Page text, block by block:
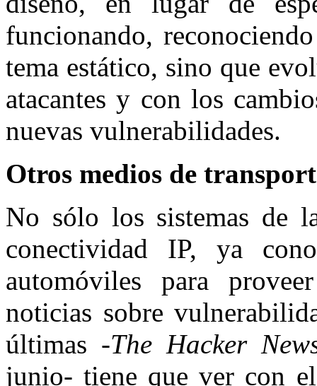
funcionando,
tema estático, sino que
atacantes y con los
nuevas vulnerabilidades.
Otros medios de
No sólo los sistemas de
conectividad IP, ya
automóviles para
noticias sobre
últimas -The Hacker
junio- tiene que ver con